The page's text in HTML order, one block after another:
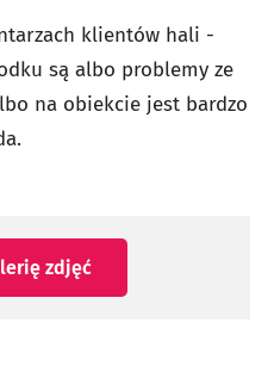
klientów hali -
są albo problemy ze
na obiekcie jest bardzo
zdjęć